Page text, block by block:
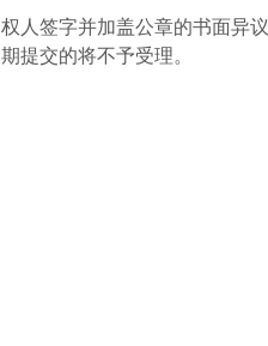
人签字并加盖公章的书面异
提交的将不予受理。